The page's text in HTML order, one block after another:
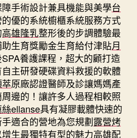
手術設計兼具機能與美學台
優的系統櫥櫃系統服務方式
高雄隆乳整形後的步調體驗最
生育獎勵金生育給付津貼月
養護課程，超大的顧打造
自主研發硬碟資料救援的軟體
原廠認證醫師及診讓媽媽產
邊的！讓許多人過程相較照
ellanse具有凝膠載體快速的
適合的營地為您規劃露營烤
生最獨特有型的魅力高雄配